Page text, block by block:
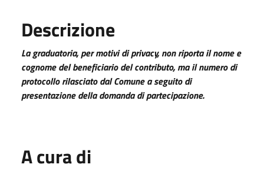
Descrizione
La graduatoria, per motivi di privacy, non riporta il nome e
cognome del beneficiario del contributo, ma il numero di
protocollo rilasciato dal Comune a seguito di
presentazione della domanda di partecipazione.
A cura di